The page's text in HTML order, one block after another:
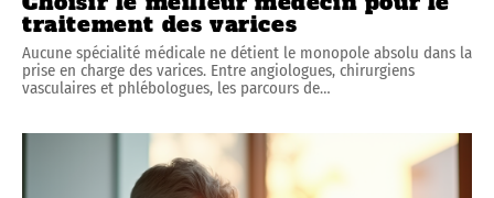
traitement des varices
Aucune spécialité médicale ne détient le monopole absolu dans la
prise en charge des varices. Entre angiologues, chirurgiens
vasculaires et phlébologues, les parcours de…